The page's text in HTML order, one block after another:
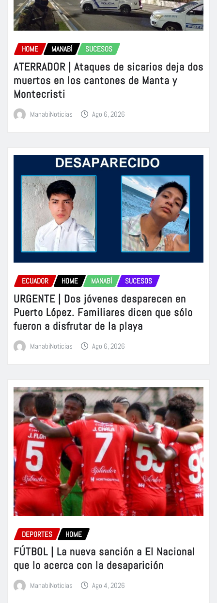
HOME MANABÍ SUCESOS
ATERRADOR | Ataques de sicarios deja dos
muertos en los cantones de Manta y
Montecristi
ManabiNoticias Ago 6, 2026
ECUADOR HOME MANABÍ SUCESOS
URGENTE | Dos jóvenes desparecen en
Puerto López. Familiares dicen que sólo
fueron a disfrutar de la playa
ManabiNoticias Ago 6, 2026
DEPORTES HOME
FÚTBOL | La nueva sanción a El Nacional
que lo acerca con la desaparición
ManabiNoticias Ago 4, 2026